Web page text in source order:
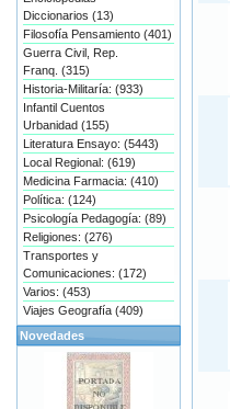
Diccionarios (13)
Filosofía Pensamiento (401)
Guerra Civil, Rep.
Franq. (315)
Historia-Militaría: (933)
Infantil Cuentos
Urbanidad (155)
Literatura Ensayo: (5443)
Local Regional: (619)
Medicina Farmacia: (410)
Política: (124)
Psicología Pedagogía: (89)
Religiones: (276)
Transportes y
Comunicaciones: (172)
Varios: (453)
Viajes Geografía (409)
Novedades